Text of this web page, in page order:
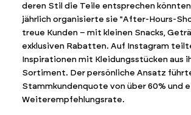
deren Stil die Teile entsprechen
jährlich organisierte sie "After-Hours-
treue Kunden – mit kleinen Snacks,
exklusiven Rabatten. Auf Instagram
Inspirationen mit Kleidungsstücken aus
Sortiment. Der persönliche Ansatz
Stammkundenquote von über 60% und
Weiterempfehlungsrate.